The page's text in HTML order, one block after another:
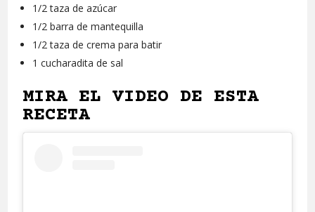
1/2 taza de azúcar
1/2 barra de mantequilla
1/2 taza de crema para batir
1 cucharadita de sal
MIRA EL VIDEO DE ESTA
RECETA